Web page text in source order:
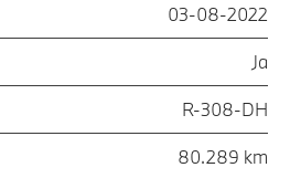
03-08-2022
Ja
R-308-DH
80.289 km